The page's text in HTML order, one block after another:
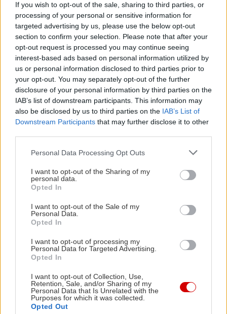
If you wish to opt-out of the sale, sharing to third parties, or
processing of your personal or sensitive information for
targeted advertising by us, please use the below opt-out
section to confirm your selection. Please note that after your
opt-out request is processed you may continue seeing
interest-based ads based on personal information utilized by
us or personal information disclosed to third parties prior to
your opt-out. You may separately opt-out of the further
disclosure of your personal information by third parties on the
IAB’s list of downstream participants. This information may
also be disclosed by us to third parties on the IAB’s List of
Downstream Participants that may further disclose it to other
Please note that this website/app uses one or more Google
not limited to your visit or usage behaviour. You may click to
grant or deny consent to Google and its third-party tags to
use your data for below specified purposes in below Google
consent section.
Personal Data Processing Opt Outs
I want to opt-out of the Sharing of my
personal data.
Opted In
I want to opt-out of the Sale of my
Personal Data.
Opted In
I want to opt-out of processing my
Personal Data for Targeted Advertising.
Opted In
I want to opt-out of Collection, Use,
Retention, Sale, and/or Sharing of my
Personal Data that Is Unrelated with the
Purposes for which it was collected.
Opted Out
παραδεχτούμε 539 λέξεις μετά, επειδή δεν σε
νοιάζει.